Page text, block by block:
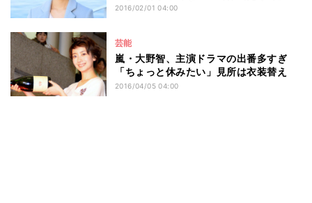
2016/02/01 04:00
芸能
嵐・大野智、主演ドラマの出番多すぎ
「ちょっと休みたい」見所は衣装替え
2016/04/05 04:00